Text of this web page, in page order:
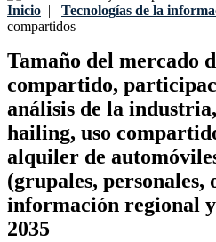
Inicio | Tecnologías de la
compartidos
Tamaño del mercado
compartido,
análisis de la
hailing, uso
alquiler de
(grupales, personales,
información regional
2035